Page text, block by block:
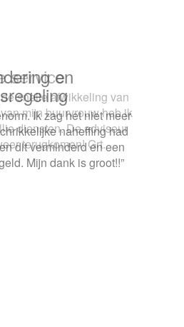
service
snelle afwikkeling van
mijn buurvrouw heb ik
diensten. De adviseur
terugkomen! Grt.